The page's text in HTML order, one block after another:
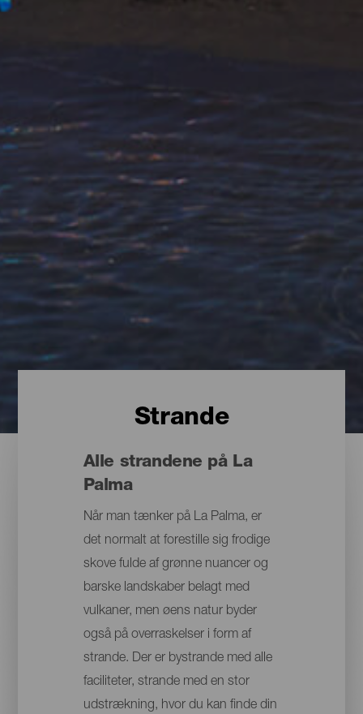
Strande
Alle strandene på La
Palma
Når man tænker på La Palma, er
det normalt at forestille sig frodige
skove fulde af grønne nuancer og
barske landskaber belagt med
vulkaner, men øens natur byder
også på overraskelser i form af
strande. Der er bystrande med alle
faciliteter, strande med en stor
udstrækning, hvor du kan finde din